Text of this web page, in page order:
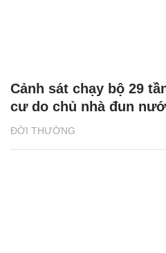
ĐỜI THƯỜNG
Cảnh sát chạy bộ 29
cư do chủ nhà đun